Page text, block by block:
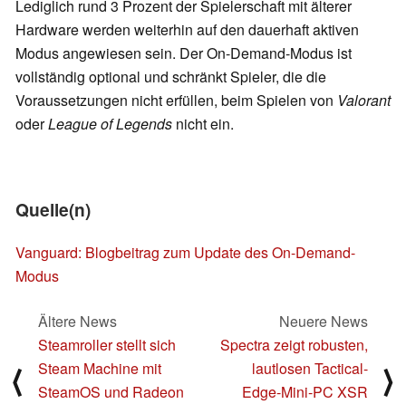
Lediglich rund 3 Prozent der Spielerschaft mit älterer
Hardware werden weiterhin auf den dauerhaft aktiven
Modus angewiesen sein. Der On-Demand-Modus ist
vollständig optional und schränkt Spieler, die die
Voraussetzungen nicht erfüllen, beim Spielen von Valorant
oderLeague of Legends nicht ein.
Quelle(n)
Vanguard: Blogbeitrag zum Update des On-Demand-
Modus
⟨
Ältere News
Steamroller stellt sich
Steam Machine mit
SteamOS und Radeon
Neuere News
Spectra zeigt robusten,
lautlosen Tactical-
Edge-Mini-PC XSR
⟩